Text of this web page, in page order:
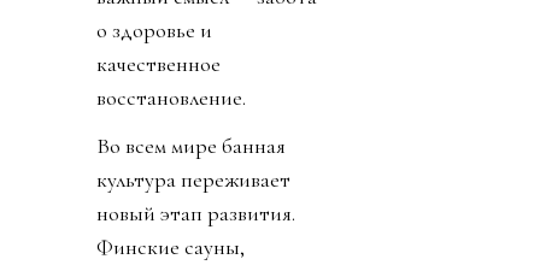
о здоровье и
качественное
восстановление.
Во всем мире банная
культура переживает
новый этап развития.
Финские сауны,